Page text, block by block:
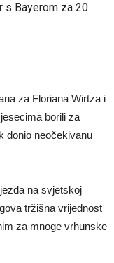
nevjerovatan stadion
ljudi, muzika i aplauz koji
Povrijeđeno još 12
s Bayerom za 20
za Floriana Wirtza i
borili za
donio neočekivanu
na svjetskoj
tržišna vrijednost
za mnoge vrhunske